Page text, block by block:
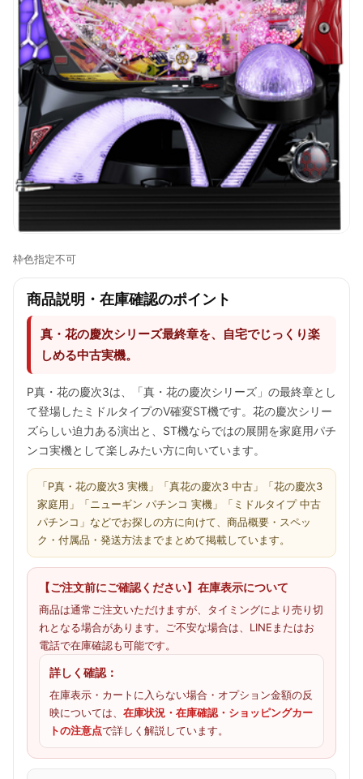
枠色指定不可
商品説明・在庫確認のポイント
真・花の慶次シリーズ最終章を、自宅でじっくり楽
しめる中古実機。
P真・花の慶次3は、「真・花の慶次シリーズ」の最終章とし
て登場したミドルタイプのV確変ST機です。花の慶次シリー
ズらしい迫力ある演出と、ST機ならではの展開を家庭用パチ
ンコ実機として楽しみたい方に向いています。
「P真・花の慶次3 実機」「真花の慶次3 中古」「花の慶次3
家庭用」「ニューギン パチンコ 実機」「ミドルタイプ 中古
パチンコ」などでお探しの方に向けて、商品概要・スペッ
ク・付属品・発送方法までまとめて掲載しています。
【ご注文前にご確認ください】在庫表示について
商品は通常ご注文いただけますが、タイミングにより売り切
れとなる場合があります。ご不安な場合は、LINEまたはお
電話で在庫確認も可能です。
詳しく確認：
在庫表示・カートに入らない場合・オプション金額の反
映については、 在庫状況・在庫確認・ショッピングカー
トの注意点で詳しく解説しています。